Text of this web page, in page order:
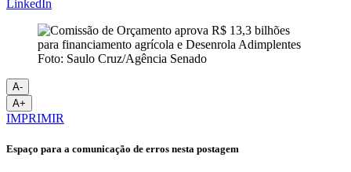
LinkedIn
Foto: Saulo Cruz/Agência Senado
A-
A+
IMPRIMIR
Espaço para a comunicação de erros nesta postagem